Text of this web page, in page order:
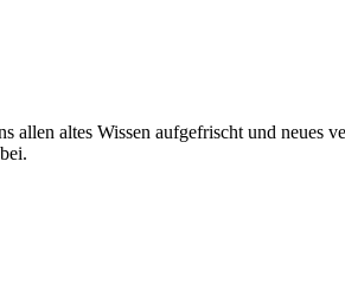
altes Wissen aufgefrischt und neues